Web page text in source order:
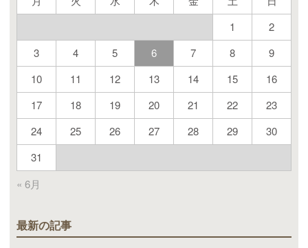
« 6月
1
2
3
4 5 6 7 8
9
10
11 12 13 14 15
16
17
18 19 20 21 22
23
24
25 26 27 28 29
30
31
最新の記事